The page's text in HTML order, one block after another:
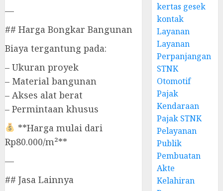
—
## Harga Bongkar Bangunan
Biaya tergantung pada:
– Ukuran proyek
– Material bangunan
– Akses alat berat
– Permintaan khusus
**Harga mulai dari
Rp80.000/m²**
—
## Jasa Lainnya
kertas gesek
kontak
Layanan
Layanan
Perpanjangan
STNK
Otomotif
Pajak
Kendaraan
Pajak STNK
Pelayanan
Publik
Pembuatan
Akte
Kelahiran